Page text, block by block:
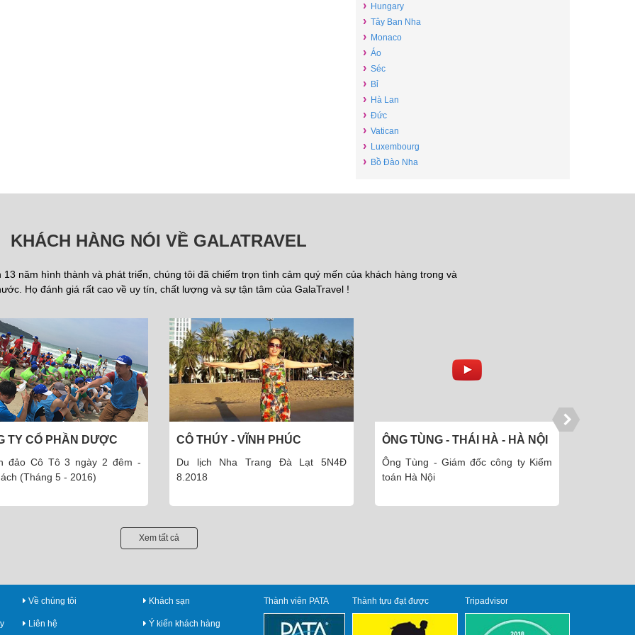
› Hungary
› Tây Ban Nha
› Monaco
› Áo
› Séc
› Bỉ
› Hà Lan
› Đức
› Vatican
› Luxembourg
› Bồ Đào Nha
KHÁCH HÀNG NÓI VỀ GALATRAVEL
năm hình thành và phát triển, chúng tôi đã chiếm trọn tình cảm quý mến của khách hàng trong và
Họ đánh giá rất cao về uy tín, chất lượng và sự tận tâm của GalaTravel !
- VĨNH PHÚC
Nha Trang Đà Lạt 5N4Đ
ÔNG TÙNG - THÁI HÀ - HÀ NỘI
Ông Tùng - Giám đốc công ty Kiểm
toán Hà Nội
ÔNG TOÀN - HÀ ĐÔNG - HÀ
NỘI
Ông Toàn - Giám đốc Công ty cổ
phần thiết kế và XD Hà Nội
Xem tất cả
Về chúng tôi
Liên hệ
Khách sạn
Ý kiến khách hàng
Thành viên PATA Thành tựu đạt được Tripadvisor